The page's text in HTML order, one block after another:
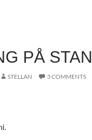
PÅ STAN
STELLAN 3 COMMENTS